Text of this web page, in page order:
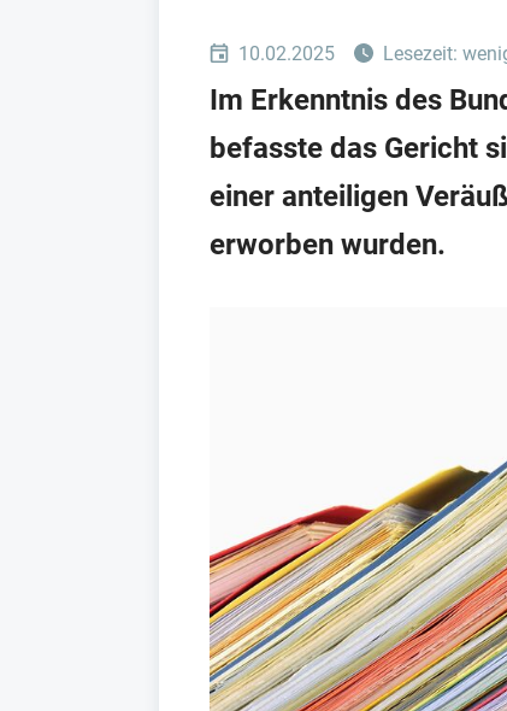
10.02.2025 Lesezeit:
Im Erkenntnis des
befasste das Gericht
einer anteiligen
erworben wurden.